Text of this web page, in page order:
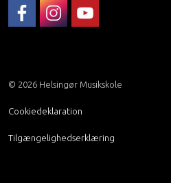
© 2026 Helsingør Musikskole
Cookiedeklaration
Tilgængelighedserklæring